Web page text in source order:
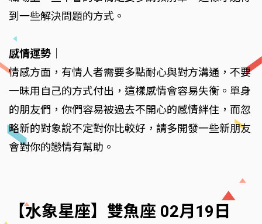
到一些解決問題的方式。
感情運勢
情感方面，有情人者需要多點耐心與對方溝通，不要
一昧用自己的方式付出，這樣感情會容易失衡。單身
的朋友們，你們容易被過去不開心的感情絆住，而忽
略新的對象說不定對你比較好，請多開發一些新朋友
會對你的戀情有幫助。
【水象星座】雙魚座 02月19日